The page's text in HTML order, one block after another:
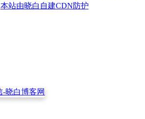
本站由晓白自建CDN防护